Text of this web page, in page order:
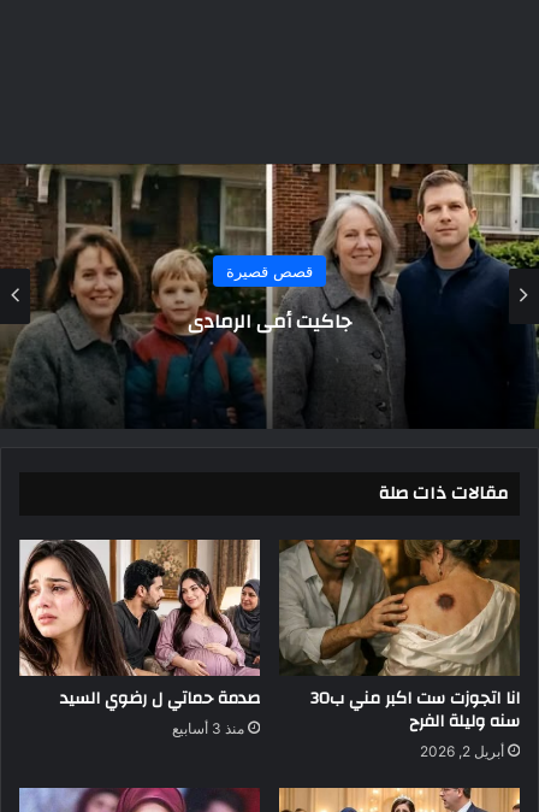
قصص قصيرة
ارملة امريكية اعلنت عن بيع سيارة
مقالات ذات صلة
انا اتجوزت ست اكبر مني ب30
سنه وليلة الفرح
أبريل 2, 2026
صدمة حماتي ل رضوي السيد
منذ 3 أسابيع